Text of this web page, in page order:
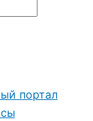
портал